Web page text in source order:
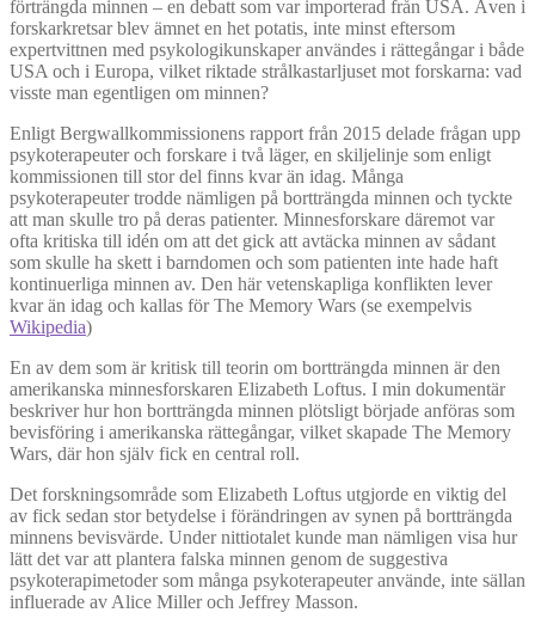
förträngda minnen – en debatt som var importerad från USA. Även i
forskarkretsar blev ämnet en het potatis, inte minst eftersom
expertvittnen med psykologikunskaper användes i rättegångar i både
USA och i Europa, vilket riktade strålkastarljuset mot forskarna: vad
visste man egentligen om minnen?
Enligt Bergwallkommissionens rapport från 2015 delade frågan upp
psykoterapeuter och forskare i två läger, en skiljelinje som enligt
kommissionen till stor del finns kvar än idag. Många
psykoterapeuter trodde nämligen på bortträngda minnen och tyckte
att man skulle tro på deras patienter. Minnesforskare däremot var
ofta kritiska till idén om att det gick att avtäcka minnen av sådant
som skulle ha skett i barndomen och som patienten inte hade haft
kontinuerliga minnen av. Den här vetenskapliga konflikten lever
kvar än idag och kallas för The Memory Wars (se exempelvis
Wikipedia)
En av dem som är kritisk till teorin om bortträngda minnen är den
amerikanska minnesforskaren Elizabeth Loftus. I min dokumentär
beskriver hur hon bortträngda minnen plötsligt började anföras som
bevisföring i amerikanska rättegångar, vilket skapade The Memory
Wars, där hon själv fick en central roll.
Det forskningsområde som Elizabeth Loftus utgjorde en viktig del
av fick sedan stor betydelse i förändringen av synen på bortträngda
minnens bevisvärde. Under nittiotalet kunde man nämligen visa hur
lätt det var att plantera falska minnen genom de suggestiva
psykoterapimetoder som många psykoterapeuter använde, inte sällan
influerade av Alice Miller och Jeffrey Masson.